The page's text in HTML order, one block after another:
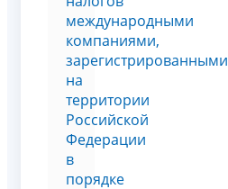
международными
компаниями,
зарегистрированными
на
территории
Российской
Федерации
в
порядке